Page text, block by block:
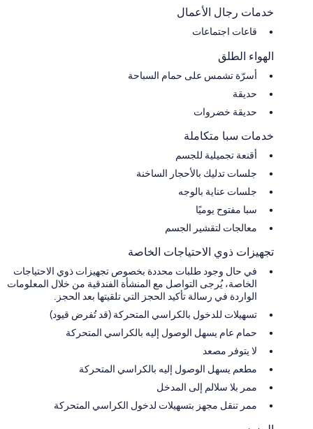
خدمات رجال الأعمال
قاعات اجتماعات
الهواء الطلق
أسرّة تشمس على حمام السباحة
حديقة
حديقة خضروات
خدمات سبا متكاملة
أقنعة تجميلية للجسم
جلسات تدليك بالأحجار الساخنة
جلسات عناية بالوجه
سبا مفتوح يوميًا
معالجات لتقشير الجسم
تجهيزات ذوي الاحتياجات الخاصة
في حال وجود طلبات محددة بخصوص تجهيزات ذوي الاحتياجات
الخاصة، يُرجى التواصل مع المنشأة الفندقية من خلال المعلومات
الواردة في رسالة تأكيد الحجز التي تلقيتها بعد الحجز.
تسهيلات للدخول بالكراسي المتحركة (قد تُفرض قيود)
حمام عام يسهل الوصول إليه بالكراسي المتحركة
لا يتوفر مصعد
مطعم يسهل الوصول إليه بالكراسي المتحركة
ممر بلا سلالم إلى المدخل
ممر تنقل مجهز بتسهيلات لدخول الكراسي المتحركة